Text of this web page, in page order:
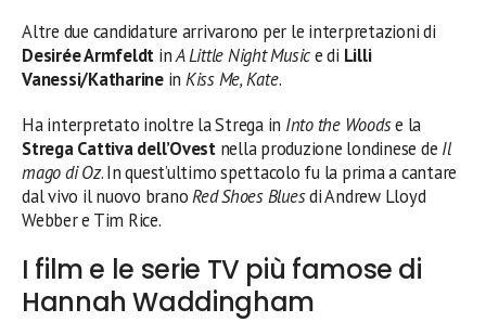
Altre due candidature arrivarono per le interpretazioni di
Desirée Armfeldt inA Little Night Musice di Lilli
Vanessi/Katharinein Kiss Me, Kate.
Ha interpretato inoltre la Strega in Into the Woodse la
Strega Cattiva dell’Ovestnella produzione londinese de Il
mago di Oz. In quest’ultimo spettacolo fu la prima a cantare
dal vivo il nuovo branoRed Shoes Bluesdi Andrew Lloyd
Webber e Tim Rice.
I film e le serie TV più famose di
Hannah Waddingham